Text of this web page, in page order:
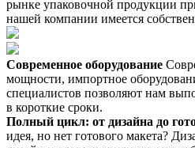
рынке упаковочной продукции
нашей компании имеется
Современное оборудование
мощности, импортное
специалистов позволяют нам
в короткие сроки.
Полный цикл: от дизайна до
идея, но нет готового макета?